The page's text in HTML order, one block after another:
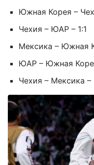
Южная Корея –
Чехия – ЮАР – 1:1
Мексика – Южная
ЮАР – Южная
Чехия – Мексика –